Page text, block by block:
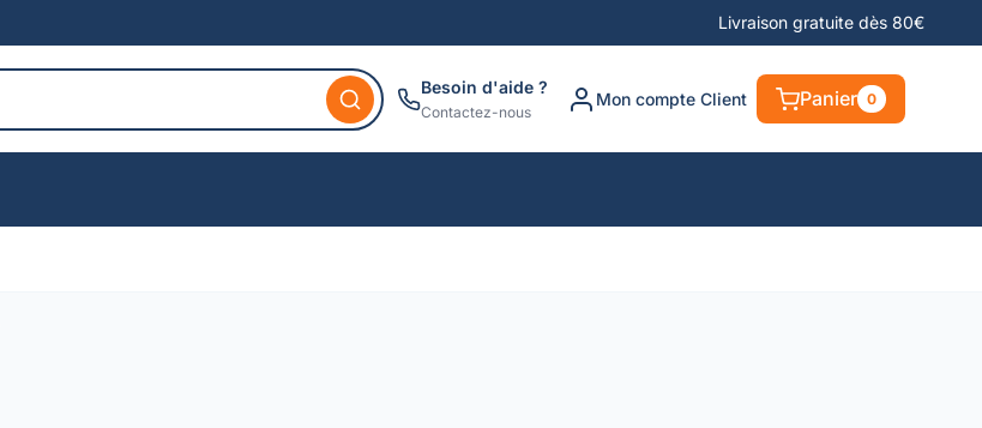
Livraison gratuite dès 80€
Besoin d'aide ?
Contactez-nous
Mon compte Client Panier 0